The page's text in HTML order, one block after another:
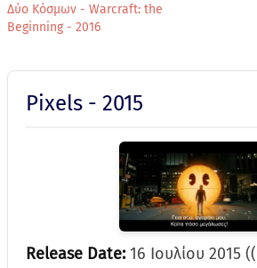
Δύο Κόσμων - Warcraft: the
Beginning - 2016
Pixels - 2015
Release Date: 16 Ιουλίου 2015